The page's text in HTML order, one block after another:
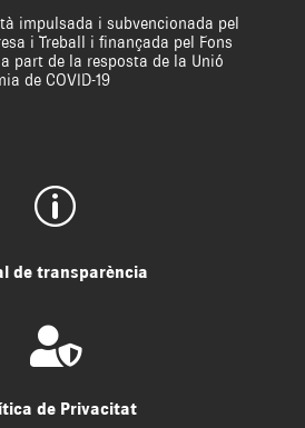
impulsada i subvencionada pel
i Treball i finançada pel Fons
part de la resposta de la Unió
de COVID-19
p
de transparència

de Privacitat